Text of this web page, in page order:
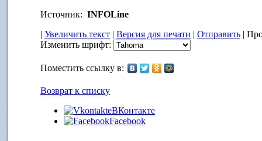
Источник: INFOLine
| Увеличить текст | Версия для печати | Отправить |
Изменить шрифт:
Поместить ссылку в:
Возврат к списку
ВКонтакте
Facebook